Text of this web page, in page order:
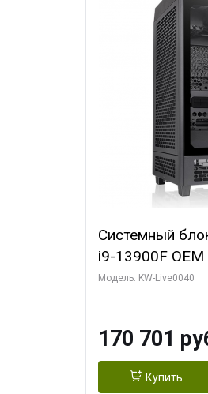
Системный
i9-13900F OEM
7, Efficient-co/
3xDP HD/ 960
Модель: KW-Live0040
170 701
Купить